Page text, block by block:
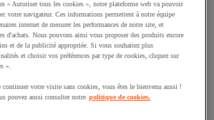
fléchettes
et trottinnette
« Autoriser tous les cookies », notre plateforme web va pouvoir
votre navigateur. Ces informations permettent à notre équipe
internet de mesurer les performances de notre site, et
d'achats. Nous pouvons ainsi vous proposer des produits encore
et de la publicité appropriée. Si vous souhaitez plus
et choisir vos préférences par type de cookies, cliquez sur
».
votre visite sans cookies, vous êtes le bienvenu aussi !
pouvez aussi consulter notre politique de cookies.